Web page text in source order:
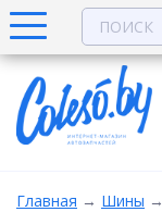
Главная → Шины →